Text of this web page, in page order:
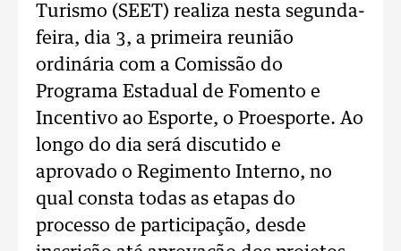
Turismo (SEET) realiza nesta segunda-
feira, dia 3, a primeira reunião
ordinária com a Comissão do
Programa Estadual de Fomento e
Incentivo ao Esporte, o Proesporte. Ao
longo do dia será discutido e
aprovado o Regimento Interno, no
qual consta todas as etapas do
processo de participação, desde